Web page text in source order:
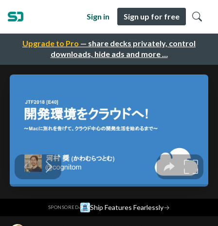
Upgrade to Pro — share decks privately, control
downloads, hide ads and more …
Sign in Sign up for free
SPONSORED· Ship Features Fearlessly→